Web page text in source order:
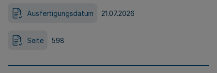
Ausfertigungsdatum 21.07.2026
Seite 598